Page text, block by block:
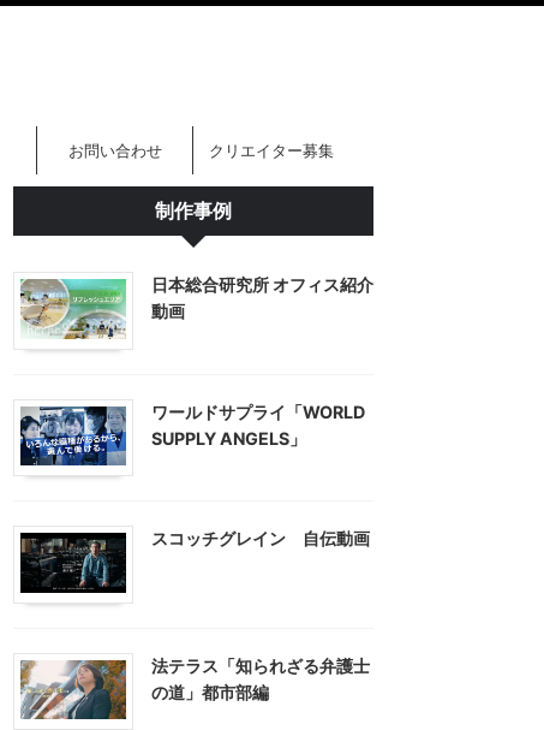
お問い合わせ クリエイター募集
制作事例
日本総合研究所 オフィス紹介
動画
ワールドサプライ「WORLD
SUPPLY ANGELS」
スコッチグレイン 自伝動画
法テラス「知られざる弁護士
の道」都市部編